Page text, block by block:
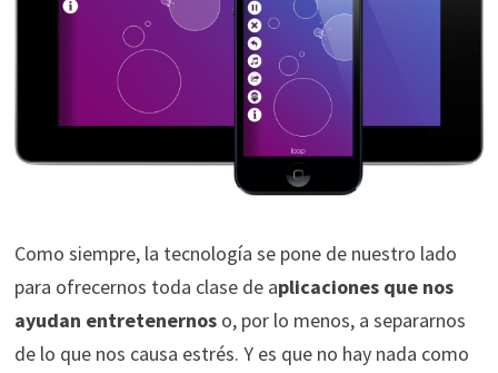
Como siempre, la tecnología se pone de nuestro lado
para ofrecernos toda clase de aplicaciones que nos
ayudan entretenernoso, por lo menos, a separarnos
de lo que nos causa estrés. Y es que no hay nada como